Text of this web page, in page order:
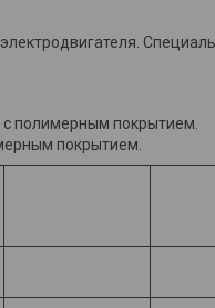
с полимерным покрытием.
покрытием.